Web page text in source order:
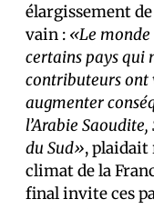
élargissement
vain : «Le monde
certains pays qui
contributeurs ont
augmenter
l’Arabie
du Sud», plaidait
climat de la
final invite ces